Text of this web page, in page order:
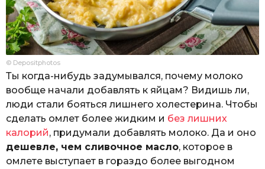
© Depositphotos
Ты когда-нибудь задумывался, почему молоко
вообще начали добавлять к яйцам? Видишь ли,
люди стали бояться лишнего холестерина. Чтобы
сделать омлет более жидким и без лишних
калорий, придумали добавлять молоко. Да и оно
дешевле, чем сливочное масло, которое в
омлете выступает в гораздо более выгодном